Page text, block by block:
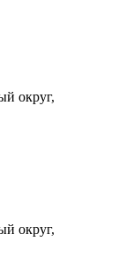
округ,
округ,